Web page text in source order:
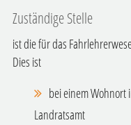
Zuständige Stelle
ist die für das
Dies ist
bei einem Wohnort
Landratsamt